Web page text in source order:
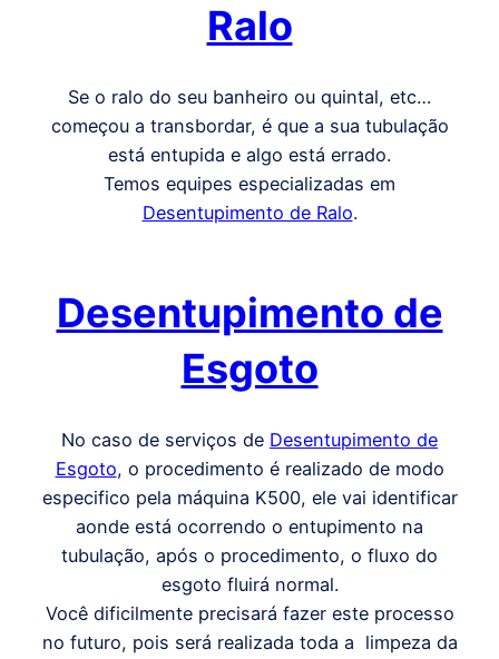
Ralo
Se o ralo do seu banheiro ou quintal, etc…
começou a transbordar, é que a sua tubulação
está entupida e algo está errado.
Temos equipes especializadas em
Desentupimento de Ralo.
Desentupimento de
Esgoto
No caso de serviços de Desentupimento de
Esgoto, o procedimento é realizado de modo
especifico pela máquina K500, ele vai identificar
aonde está ocorrendo o entupimento na
tubulação, após o procedimento, o fluxo do
esgoto fluirá normal.
Você dificilmente precisará fazer este processo
no futuro, pois será realizada toda a limpeza da